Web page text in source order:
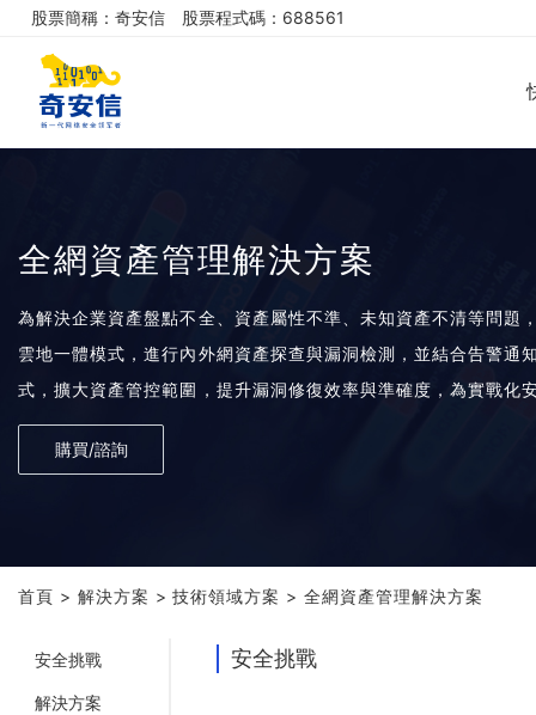
股票簡稱：奇安信 股票程式碼：688561
全網資產管理解決方案
為解決企業資產盤點不全、資產屬性不準、未知資產不清等問題
雲地一體模式，進行內外網資產探查與漏洞檢測，並結合告警通
式，擴大資產管控範圍，提升漏洞修復效率與準確度，為實戰化
購買/諮詢
首頁 > 解決方案 > 技術領域方案 > 全網資產管理解決方案
安全挑戰
安全挑戰
解決方案